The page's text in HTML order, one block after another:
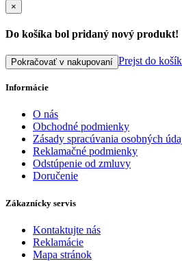
×
Do košíka bol pridaný nový produkt!
Pokračovať v nakupovaní Prejst do
Informácie
O nás
Obchodné podmienky
Zásady spracúvania osobných
Reklamačné podmienky
Odstúpenie od zmluvy
Doručenie
Zákaznícky servis
Kontaktujte nás
Reklamácie
Mapa stránok